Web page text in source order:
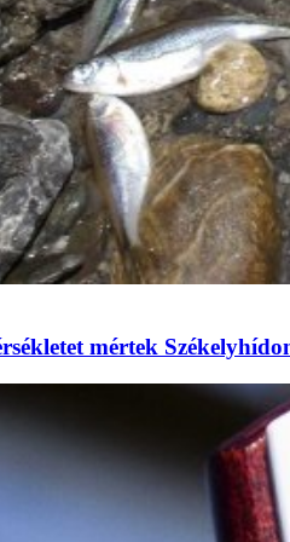
mértek